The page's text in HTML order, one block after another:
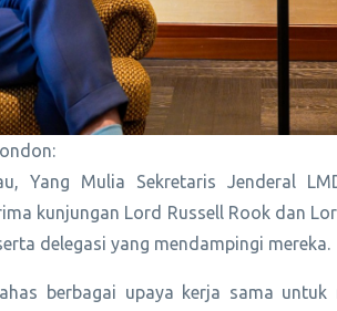
Yang Mulia Sekretaris Jenderal
kunjungan Lord Russell Rook dan
delegasi yang mendampingi mereka.
berbagai upaya kerja sama